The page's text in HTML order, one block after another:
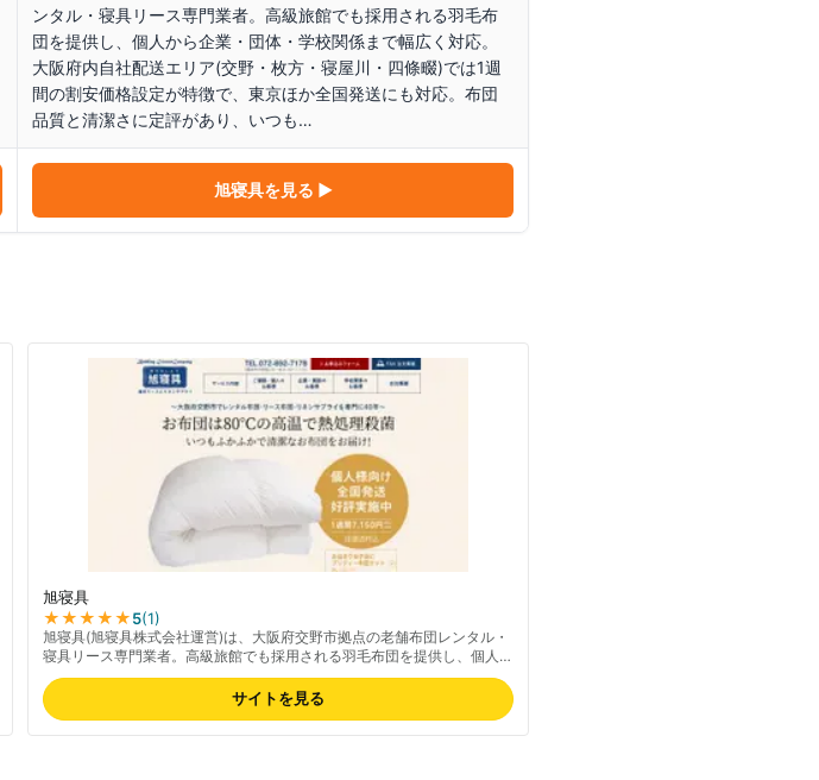
ンタル・寝具リース専門業者。高級旅館でも採用される羽毛布
団を提供し、個人から企業・団体・学校関係まで幅広く対応。
大阪府内自社配送エリア(交野・枚方・寝屋川・四條畷)では1週
間の割安価格設定が特徴で、東京ほか全国発送にも対応。布団
品質と清潔さに定評があり、いつも…
旭寝具を見る ▶
旭寝具
★★★★★5(1)
旭寝具(旭寝具株式会社運営)は、大阪府交野市拠点の老舗布団レンタル・
寝具リース専門業者。高級旅館でも採用される羽毛布団を提供し、個人か
ら企業・団体・学校関係まで幅広く対応。大阪府内自社配送エリア(交
野・枚方・寝屋川・四條畷)では1週間の割安価格設定が特徴で、東京ほか
全国発送にも対応。布団品質と清潔さに定評があり、いつもふかふかな状
態でお届け。最新の料金は公式サイトでご確認ください。
サイトを見る